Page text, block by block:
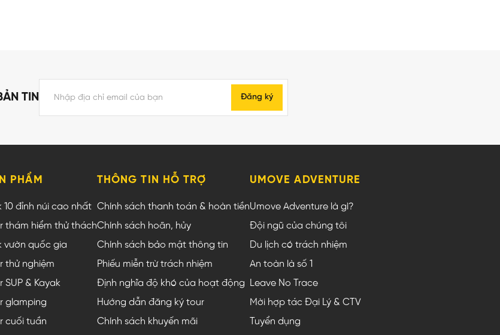
TIN Đăng ký
PHẨM
10 đỉnh núi cao nhất
thám hiểm thử thách
vườn quốc gia
thử nghiệm
SUP & Kayak
glamping
cuối tuần
THÔNG TIN HỖ TRỢ
Chính sách thanh toán & hoàn tiền
Chính sách hoãn, hủy
Chính sách bảo mật thông tin
Phiếu miễn trừ trách nhiệm
Định nghĩa độ khó của hoạt động
Hướng dẫn đăng ký tour
Chính sách khuyến mãi
UMOVE ADVENTURE
Umove Adventure là gì?
Đội ngũ của chúng tôi
Du lịch có trách nhiệm
An toàn là số 1
Leave No Trace
Mời hợp tác Đại Lý & CTV
Tuyển dụng